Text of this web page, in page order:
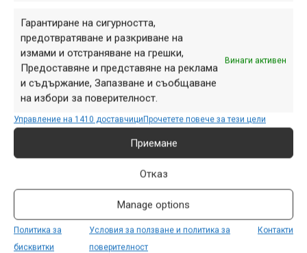
Гарантиране на сигурността,
предотвратяване и разкриване на
измами и отстраняване на грешки,
Предоставяне и представяне на реклама
и съдържание, Запазване и съобщаване
на избори за поверителност.
Винаги активен
Управление на 1410 доставчициПрочетете повече за тези цели
Приемане
Отказ
Manage options
Политика за
бисквитки
Условия за ползване и политика за
поверителност
Контакти
СЕКЦИИ
Начало
Събития
Други
Условия за ползване и политика за поверителност